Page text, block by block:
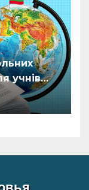
учнів